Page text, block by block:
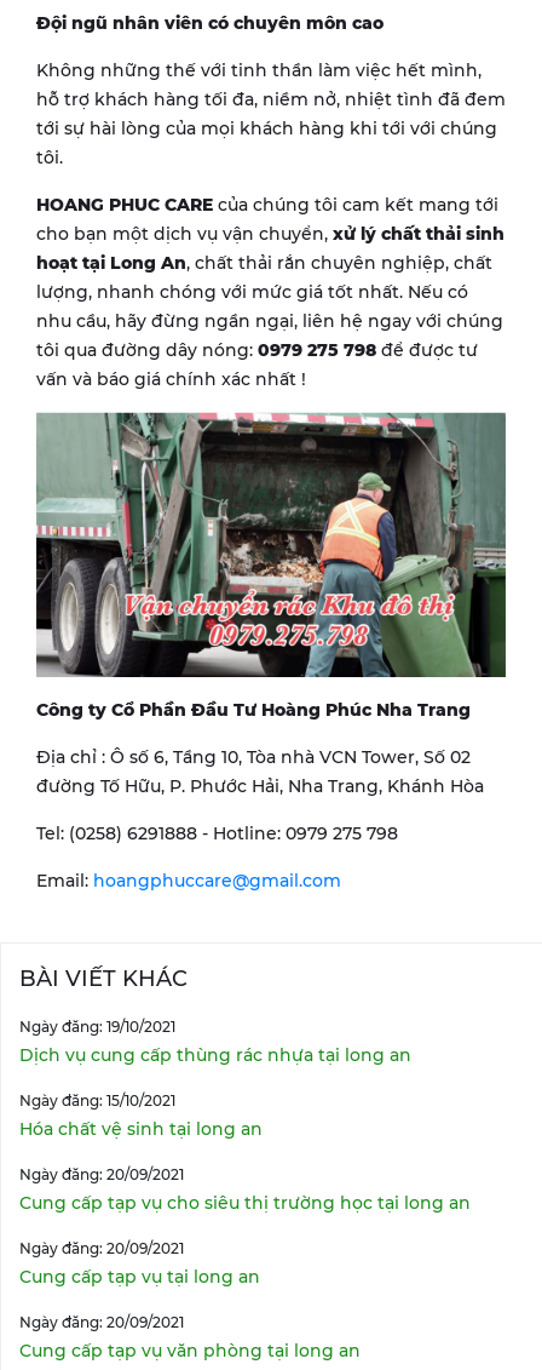
Đội ngũ nhân viên có chuyên môn cao
Không những thế với tinh thần làm việc hết mình,
hỗ trợ khách hàng tối đa, niềm nở, nhiệt tình đã đem
tới sự hài lòng của mọi khách hàng khi tới với chúng
tôi.
HOANG PHUC CARE của chúng tôi cam kết mang tới
cho bạn một dịch vụ vận chuyển, xử lý chất thải sinh
hoạt tại Long An, chất thải rắn chuyên nghiệp, chất
lượng, nhanh chóng với mức giá tốt nhất. Nếu có
nhu cầu, hãy đừng ngần ngại, liên hệ ngay với chúng
tôi qua đường dây nóng: 0979 275 798 để được tư
vấn và báo giá chính xác nhất !
Công ty Cổ Phần Đầu Tư Hoàng Phúc Nha Trang
Địa chỉ : Ô số 6, Tầng 10, Tòa nhà VCN Tower, Số 02
đường Tố Hữu, P. Phước Hải, Nha Trang, Khánh Hòa
Tel: (0258) 6291888 - Hotline: 0979 275 798
Email: hoangphuccare@gmail.com
BÀI VIẾT KHÁC
Ngày đăng: 19/10/2021
Dịch vụ cung cấp thùng rác nhựa tại long an
Ngày đăng: 15/10/2021
Hóa chất vệ sinh tại long an
Ngày đăng: 20/09/2021
Cung cấp tạp vụ cho siêu thị trường học tại long an
Ngày đăng: 20/09/2021
Cung cấp tạp vụ tại long an
Ngày đăng: 20/09/2021
Cung cấp tạp vụ văn phòng tại long an